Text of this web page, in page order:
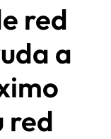
red
a
red